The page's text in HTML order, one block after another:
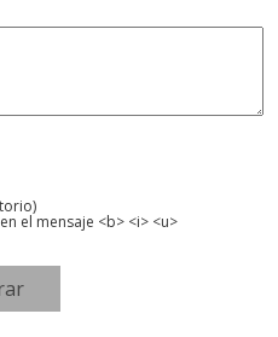
el mensaje <b> <i> <u>